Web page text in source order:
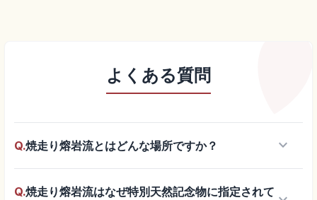
よくある質問
Q.焼走り熔岩流とはどんな場所ですか？ keyboard_arrow_down
Q.焼走り熔岩流はなぜ特別天然記念物に指定されて